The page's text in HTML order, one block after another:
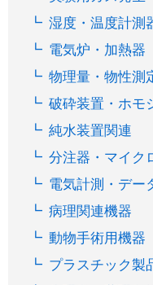
湿度・温度計測
電気炉・加熱器
物理量・物性測
破砕装置・ホモ
純水装置関連
分注器・マイク
電気計測・デー
病理関連機器
動物手術用機器
プラスチック製